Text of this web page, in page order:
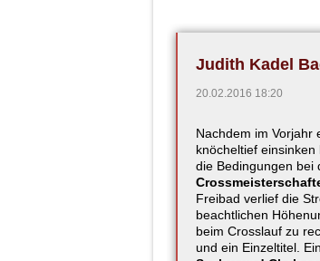
Judith Kadel
20.02.2016 18:20
Nachdem im Vorjahr
knöcheltief
die Bedingungen bei
Freibad verlief die
beachtlichen
beim Crosslauf zu
und ein Einzeltitel.